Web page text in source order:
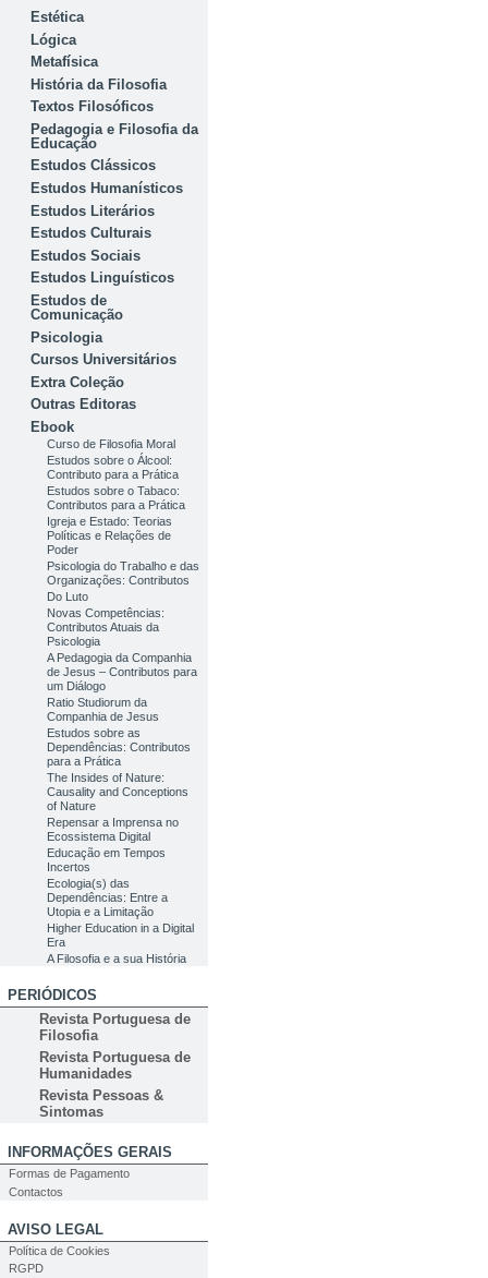
Estética
Lógica
Metafísica
História da Filosofia
Textos Filosóficos
Pedagogia e Filosofia da
Educação
Estudos Clássicos
Estudos Humanísticos
Estudos Literários
Estudos Culturais
Estudos Sociais
Estudos Linguísticos
Estudos de
Comunicação
Psicologia
Cursos Universitários
Extra Coleção
Outras Editoras
Ebook
Curso de Filosofia Moral
Estudos sobre o Álcool:
Contributo para a Prática
Estudos sobre o Tabaco:
Contributos para a Prática
Igreja e Estado: Teorias
Políticas e Relações de
Poder
Psicologia do Trabalho e das
Organizações: Contributos
Do Luto
Novas Competências:
Contributos Atuais da
Psicologia
A Pedagogia da Companhia
de Jesus – Contributos para
um Diálogo
Ratio Studiorum da
Companhia de Jesus
Estudos sobre as
Dependências: Contributos
para a Prática
The Insides of Nature:
Causality and Conceptions
of Nature
Repensar a Imprensa no
Ecossistema Digital
Educação em Tempos
Incertos
Ecologia(s) das
Dependências: Entre a
Utopia e a Limitação
Higher Education in a Digital
Era
A Filosofia e a sua História
PERIÓDICOS
Revista Portuguesa de
Filosofia
Revista Portuguesa de
Humanidades
Revista Pessoas &
Sintomas
INFORMAÇÕES GERAIS
Formas de Pagamento
Contactos
AVISO LEGAL
Política de Cookies
RGPD